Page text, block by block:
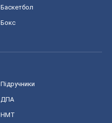
Баскетбол
Бокс
Підручники
ДПА
НМТ